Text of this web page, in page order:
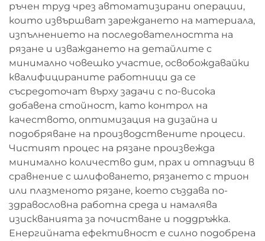
ръчен труд чрез автоматизирани операции,
които извършват зареждането на материала,
изпълнението на последователността на
рязане и изваждането на детайлите с
минимално човешко участие, освобождавайки
квалифицираните работници да се
съсредоточат върху задачи с по-висока
добавена стойност, като контрол на
качеството, оптимизация на дизайна и
подобряване на производствените процеси.
Чистият процес на рязане произвежда
минимално количество дим, прах и отпадъци в
сравнение с шлифоването, рязането с трион
или плазменото рязане, което създава по-
здравословна работна среда и намалява
изискванията за почистване и поддръжка.
Енергийната ефективност е силно подобрена